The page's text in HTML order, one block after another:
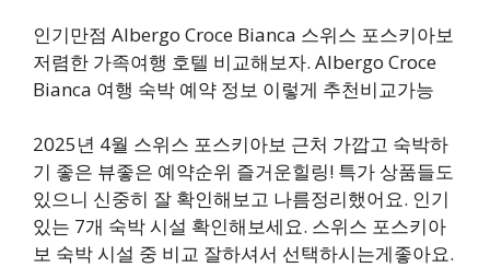
인기만점 Albergo Croce Bianca 스위스 포스키아보
저렴한 가족여행 호텔 비교해보자. Albergo Croce
Bianca 여행 숙박 예약 정보 이렇게 추천비교가능
2025년 4월 스위스 포스키아보 근처 가깝고 숙박하
기 좋은 뷰좋은 예약순위 즐거운힐링! 특가 상품들도
있으니 신중히 잘 확인해보고 나름정리했어요. 인기
있는 7개 숙박 시설 확인해보세요. 스위스 포스키아
보 숙박 시설 중 비교 잘하셔서 선택하시는게좋아요.